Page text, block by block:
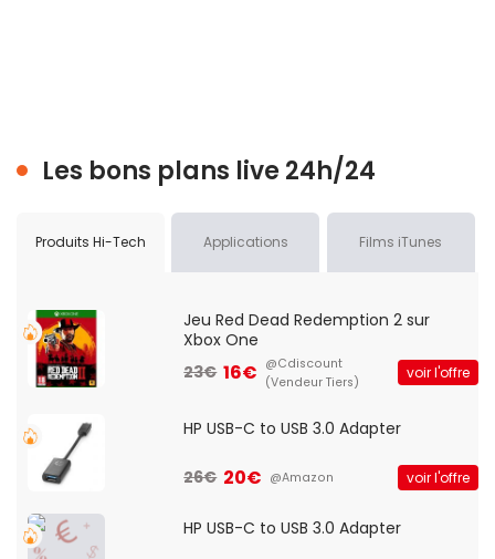
Les bons plans live 24h/24
Produits Hi-Tech Applications Films iTunes
Jeu Red Dead Redemption 2 sur
Xbox One
23€ 16€ @Cdiscount
(Vendeur Tiers)
voir l'offre
HP USB-C to USB 3.0 Adapter
26€ 20€ @Amazon voir l'offre
HP USB-C to USB 3.0 Adapter